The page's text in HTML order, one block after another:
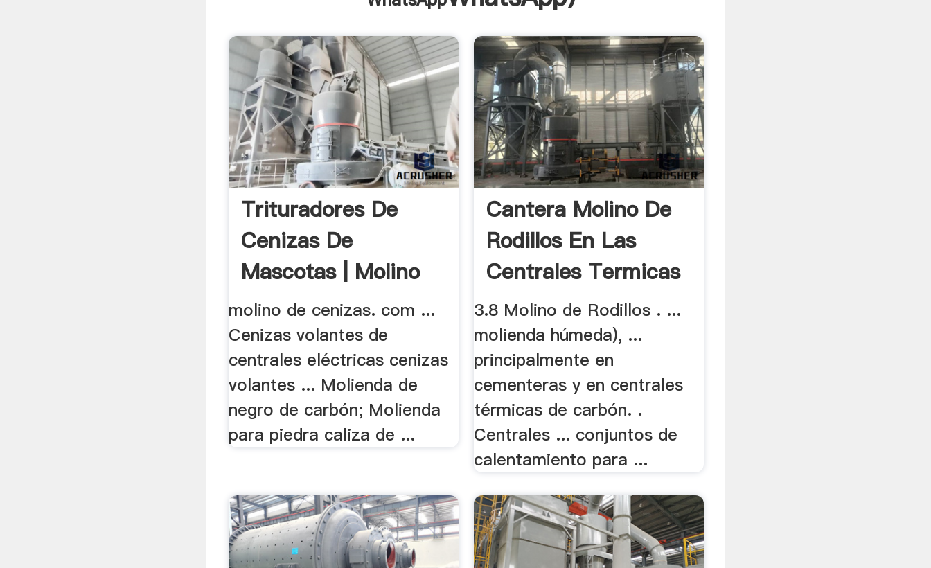
Trituradores De
Cenizas De
Mascotas | Molino
De .
molino de cenizas. com ...
Cenizas volantes de
centrales eléctricas cenizas
volantes ... Molienda de
negro de carbón; Molienda
para piedra caliza de ...
Cantera Molino De
Rodillos En Las
Centrales Termicas
3.8 Molino de Rodillos . ...
molienda húmeda), ...
principalmente en
cementeras y en centrales
térmicas de carbón. .
Centrales ... conjuntos de
calentamiento para ...